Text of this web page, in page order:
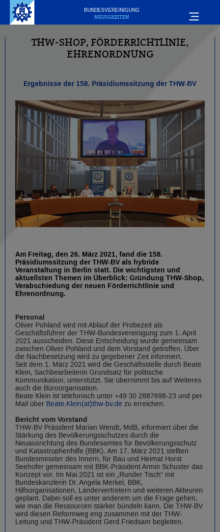
BUNDESVEREINIGUNG
NEUIGKEITEN
THW-SHOP, FÖRDERRICHTLINIE,
EHRENORDNUNG
Ergebnisse der 158. Präsidiumssitzung der THW-BV
Am Freitag, den 26. März 2021, fand die 158.
Präsidiumssitzung der THW-BV als hybride
Veranstaltung in Berlin statt. Die wichtigsten und
aktuellsten Themen im Überblick: Gründung THW-Shop,
Verabschiedung der neuen Förderrichtlinie und
Ehrenordnung.
Personal
Oliver Pohland wird mit Ablauf der Probezeit als
Geschäftsführer der THW-Bundesvereinigung zum 1. April
2021 ausscheiden. Diese Entscheidung wurde gemeinsam
zwischen Oliver Pohland und dem Vorstand getroffen. Über
die Nachbesetzung wird zu gegebener Zeit informiert.
Seit dem 1. März 2021 wird die Geschäftsstelle durch Beate
Klein, Sachbearbeiterin Grundsatz für politische
Kommunikation, unterstützt. Sie übernimmt bis auf Weiteres
auch die Büroorganisation.
Beate Klein ist telefonisch unter +49 30 2887698-23 und per
Mail über Beate.Klein(at)thw-bv.de zu erreichen.
Bericht vom Vorstand
THW-BV Präsident Marian Wendt, MdB, informiert über die
Stärkung des Bevölkerungsschutzes durch die
Neuausrichtung des Bundesamtes für Bevölkerungsschutz
und Katastrophenhilfe (BBK). Am 17. März 2021 stellten
Bundesminister des Innern, für Bau und Heimat Horst
Seehofer gemeinsam mit BBK-Präsident Armin Schuster das
Konzept vor. Im Mai 2021 ist ein „Runder Tisch“ mit
Bundeskanzlerin Dr. Angela Merkel, BBK,
Hilfsorganisationen, Ländervertretern und weiteren Akteuren
geplant. Dabei soll es unter anderem um die Frage gehen,
wie man die Ressourcen stärker bündeln kann. Die THW-BV
wird diesen Reformweg eng zusammen mit der THW-
Leitung und THW-Präsident Gerd Friedsam begleiten.